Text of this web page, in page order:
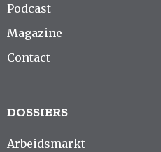
Podcast
Magazine
Contact
DOSSIERS
Arbeidsmarkt